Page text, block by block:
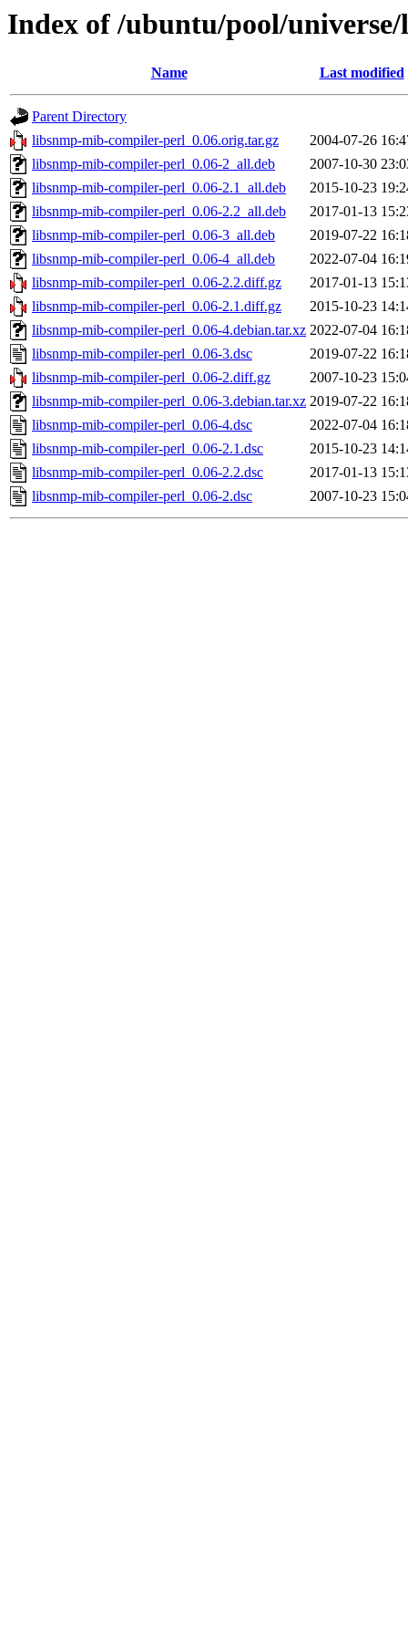
Index of /ubuntu/pool/
Name Last modified
Parent Directory
libsnmp-mib-compiler-perl_0.06.orig.tar.gz
2004-07-26
libsnmp-mib-compiler-perl_0.06-2_all.deb
2007-10-30
libsnmp-mib-compiler-perl_0.06-2.1_all.deb
2015-10-23
libsnmp-mib-compiler-perl_0.06-2.2_all.deb
2017-01-13
libsnmp-mib-compiler-perl_0.06-3_all.deb
2019-07-22
libsnmp-mib-compiler-perl_0.06-4_all.deb
2022-07-04
libsnmp-mib-compiler-perl_0.06-2.2.diff.gz
2017-01-13
libsnmp-mib-compiler-perl_0.06-2.1.diff.gz
2015-10-23
libsnmp-mib-compiler-perl_0.06-4.debian.tar.xz 2022-07-04
libsnmp-mib-compiler-perl_0.06-3.dsc
2019-07-22
libsnmp-mib-compiler-perl_0.06-2.diff.gz
2007-10-23
libsnmp-mib-compiler-perl_0.06-3.debian.tar.xz 2019-07-22
libsnmp-mib-compiler-perl_0.06-4.dsc
2022-07-04
libsnmp-mib-compiler-perl_0.06-2.1.dsc
2015-10-23
libsnmp-mib-compiler-perl_0.06-2.2.dsc
2017-01-13
libsnmp-mib-compiler-perl_0.06-2.dsc
2007-10-23